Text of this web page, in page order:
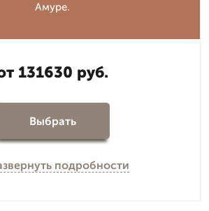
Амуре.
131630 руб.
Выбрать
подробности